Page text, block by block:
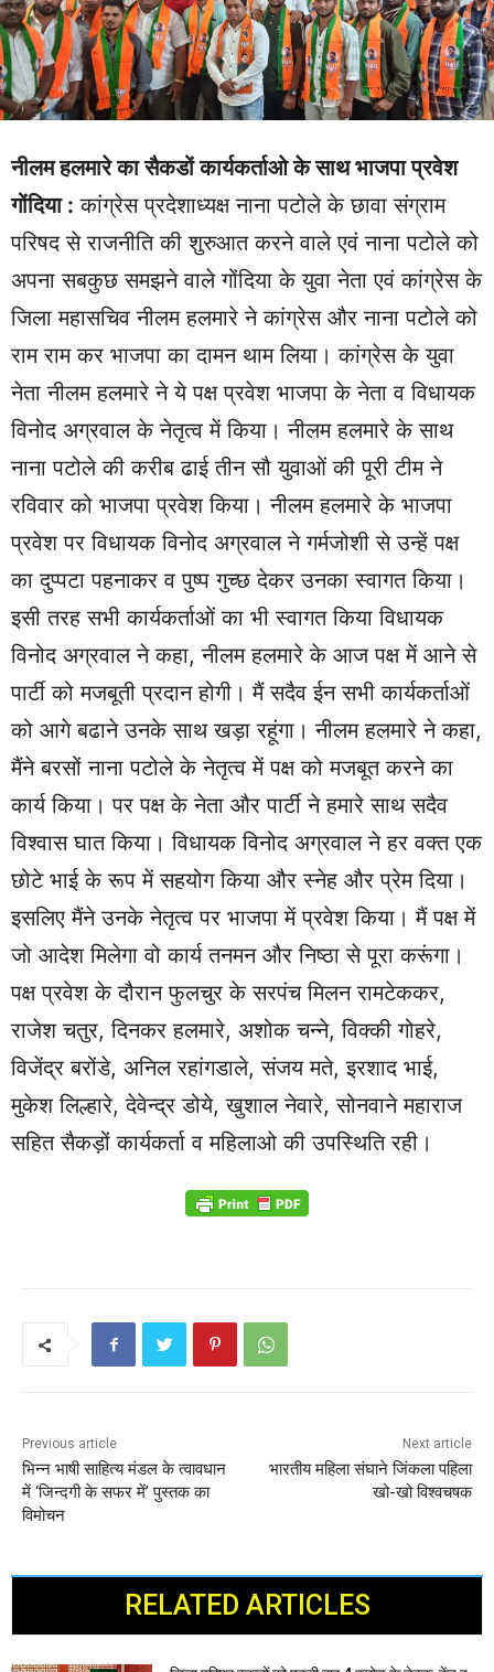
नीलम हलमारे का सैकडों कार्यकर्ताओ के साथ भाजपा प्रवेश
गोंदिया : कांग्रेस प्रदेशाध्यक्ष नाना पटोले के छावा संग्राम
परिषद से राजनीति की शुरुआत करने वाले एवं नाना पटोले को
अपना सबकुछ समझने वाले गोंदिया के युवा नेता एवं कांग्रेस के
जिला महासचिव नीलम हलमारे ने कांग्रेस और नाना पटोले को
राम राम कर भाजपा का दामन थाम लिया। कांग्रेस के युवा
नेता नीलम हलमारे ने ये पक्ष प्रवेश भाजपा के नेता व विधायक
विनोद अग्रवाल के नेतृत्व में किया। नीलम हलमारे के साथ
नाना पटोले की करीब ढाई तीन सौ युवाओं की पूरी टीम ने
रविवार को भाजपा प्रवेश किया। नीलम हलमारे के भाजपा
प्रवेश पर विधायक विनोद अग्रवाल ने गर्मजोशी से उन्हें पक्ष
का दुप्पटा पहनाकर व पुष्प गुच्छ देकर उनका स्वागत किया।
इसी तरह सभी कार्यकर्ताओं का भी स्वागत किया विधायक
विनोद अग्रवाल ने कहा, नीलम हलमारे के आज पक्ष में आने से
पार्टी को मजबूती प्रदान होगी। मैं सदैव ईन सभी कार्यकर्ताओं
को आगे बढाने उनके साथ खड़ा रहूंगा। नीलम हलमारे ने कहा,
मैंने बरसों नाना पटोले के नेतृत्व में पक्ष को मजबूत करने का
कार्य किया। पर पक्ष के नेता और पार्टी ने हमारे साथ सदैव
विश्वास घात किया। विधायक विनोद अग्रवाल ने हर वक्त एक
छोटे भाई के रूप में सहयोग किया और स्नेह और प्रेम दिया।
इसलिए मैंने उनके नेतृत्व पर भाजपा में प्रवेश किया। मैं पक्ष में
जो आदेश मिलेगा वो कार्य तनमन और निष्ठा से पूरा करूंगा।
पक्ष प्रवेश के दौरान फुलचुर के सरपंच मिलन रामटेककर,
राजेश चतुर, दिनकर हलमारे, अशोक चन्ने, विक्की गोहरे,
विजेंद्र बरोंडे, अनिल रहांगडाले, संजय मते, इरशाद भाई,
मुकेश लिल्हारे, देवेन्द्र डोये, खुशाल नेवारे, सोनवाने महाराज
सहित सैकड़ों कार्यकर्ता व महिलाओ की उपस्थिति रही।
Previous article
भिन्न भाषी साहित्य मंडल के त्वावधान
में ‘जिन्दगी के सफर में’ पुस्तक का
विमोचन
Next article
भारतीय महिला संघाने जिंकला पहिला
खो-खो विश्वचषक
RELATED ARTICLES